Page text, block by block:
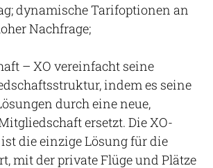
dynamische Tarifoptionen an
Nachfrage;
– XO vereinfacht seine
indem es seine
durch eine neue,
ersetzt. Die XO-
die einzige Lösung für die
mit der private Flüge und Plätze